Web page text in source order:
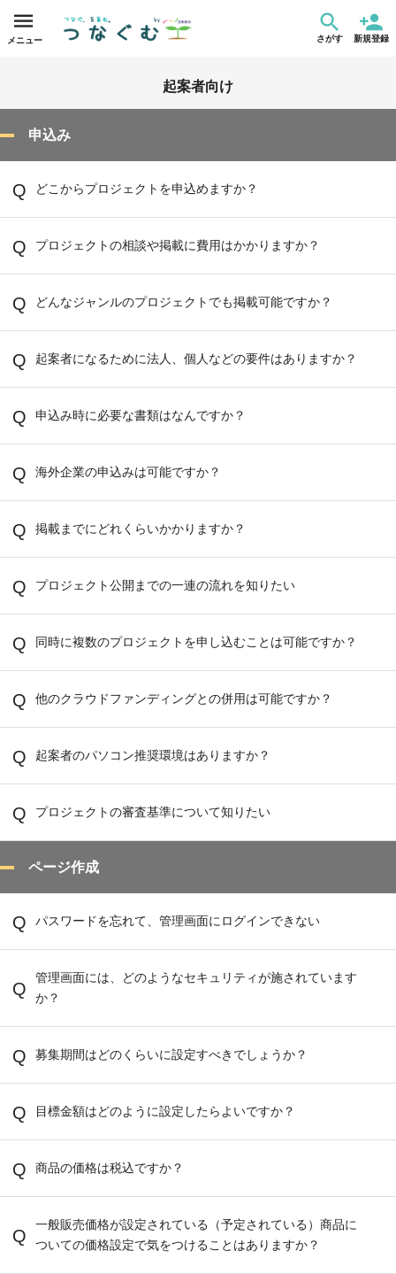
メニュー さがす 新規登録
起案者向け
申込み
どこからプロジェクトを申込めますか？
プロジェクトの相談や掲載に費用はかかりますか？
どんなジャンルのプロジェクトでも掲載可能ですか？
起案者になるために法人、個人などの要件はありますか？
申込み時に必要な書類はなんですか？
海外企業の申込みは可能ですか？
掲載までにどれくらいかかりますか？
プロジェクト公開までの一連の流れを知りたい
同時に複数のプロジェクトを申し込むことは可能ですか？
他のクラウドファンディングとの併用は可能ですか？
起案者のパソコン推奨環境はありますか？
プロジェクトの審査基準について知りたい
ページ作成
パスワードを忘れて、管理画面にログインできない
管理画面には、どのようなセキュリティが施されています
か？
募集期間はどのくらいに設定すべきでしょうか？
目標金額はどのように設定したらよいですか？
商品の価格は税込ですか？
一般販売価格が設定されている（予定されている）商品に
ついての価格設定で気をつけることはありますか？